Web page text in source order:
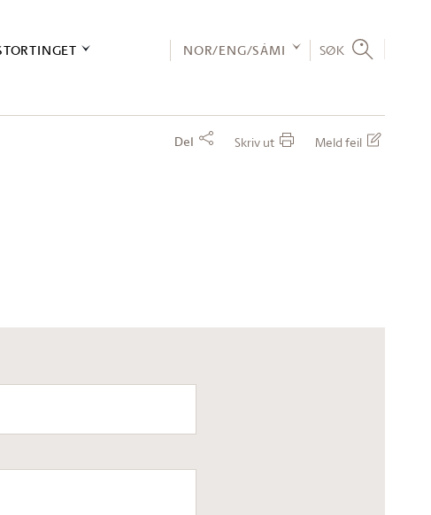
NOR/ENG/SÁMI SØK
Del Skriv ut Meld feil